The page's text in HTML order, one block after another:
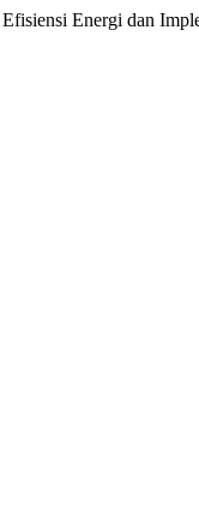
Energi dan